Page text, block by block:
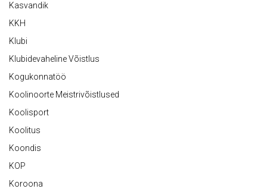
Kasvandik
KKH
Klubi
Klubidevaheline Võistlus
Kogukonnatöö
Koolinoorte Meistrivõistlused
Koolisport
Koolitus
Koondis
KOP
Koroona